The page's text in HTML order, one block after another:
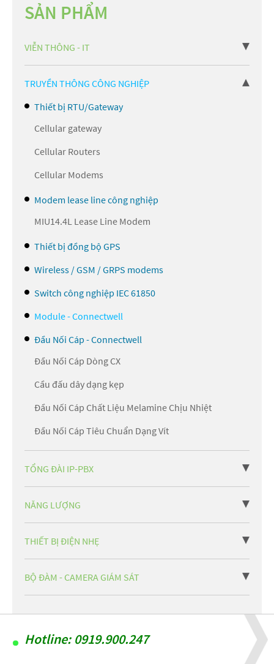
SẢN PHẨM
VIỄN THÔNG - IT
TRUYỀN THÔNG CÔNG NGHIỆP
Thiết bị RTU/Gateway
Cellular gateway
Cellular Routers
Cellular Modems
Modem lease line công nghiệp
MIU14.4L Lease Line Modem
Thiết bị đồng bộ GPS
Wireless / GSM / GRPS modems
Switch công nghiệp IEC 61850
Module - Connectwell
Đầu Nối Cáp - Connectwell
Đầu Nối Cáp Dòng CX
Cầu đấu dây dạng kẹp
Đầu Nối Cáp Chất Liệu Melamine Chịu Nhiệt
Đầu Nối Cáp Tiêu Chuẩn Dạng Vít
TỔNG ĐÀI IP-PBX
NĂNG LƯỢNG
THIẾT BỊ ĐIỆN NHẸ
BỘ ĐÀM - CAMERA GIÁM SÁT
Hotline: 0919.900.247